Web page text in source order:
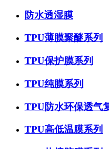
防水透湿膜
TPU薄膜聚醚系列
TPU保护膜系列
TPU纯膜系列
TPU防水环保透气
TPU高低温膜系列